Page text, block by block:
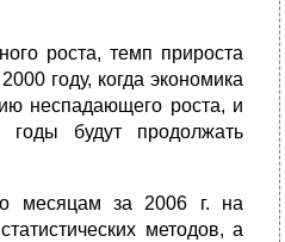
роста, темп прироста
году, когда экономика
неспадающего роста, и
будут продолжать
месяцам за 2006 г. на
методов, а